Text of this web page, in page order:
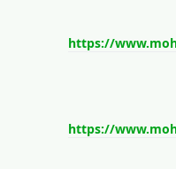
https://
https://